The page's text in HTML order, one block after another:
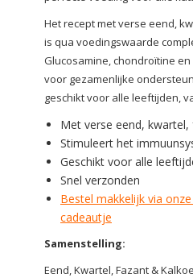
Het recept met verse eend,
is qua voedingswaarde
Glucosamine, chondroïtine
voor gezamenlijke
geschikt voor alle leeftijden,
Met verse eend,
Stimuleert het
Geschikt voor alle
Snel verzonden
Bestel makkelijk via
cadeautje
Samenstelling:
Eend, Kwartel, Fazant &